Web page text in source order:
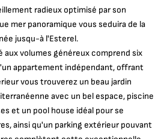
radieux optimisé par son
mer panoramique vous seduira de la
jusqu-à l'Esterel.
volumes généreux comprend six
appartement indépendant, offrant
vous trouverez un beau jardin
avec un bel espace, piscine
et un pool house idéal pour se
ainsi qu'un parking extérieur pouvant